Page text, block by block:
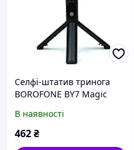
Селфі-штатив тринога
BOROFONE BY7 Magic
пультом, монопод-трипод
для телефону 3.5-6.7"
В наявності
462₴